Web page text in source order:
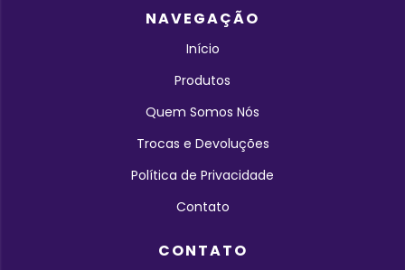
NAVEGAÇÃO
Início
Produtos
Quem Somos Nós
Trocas e Devoluções
Política de Privacidade
Contato
CONTATO